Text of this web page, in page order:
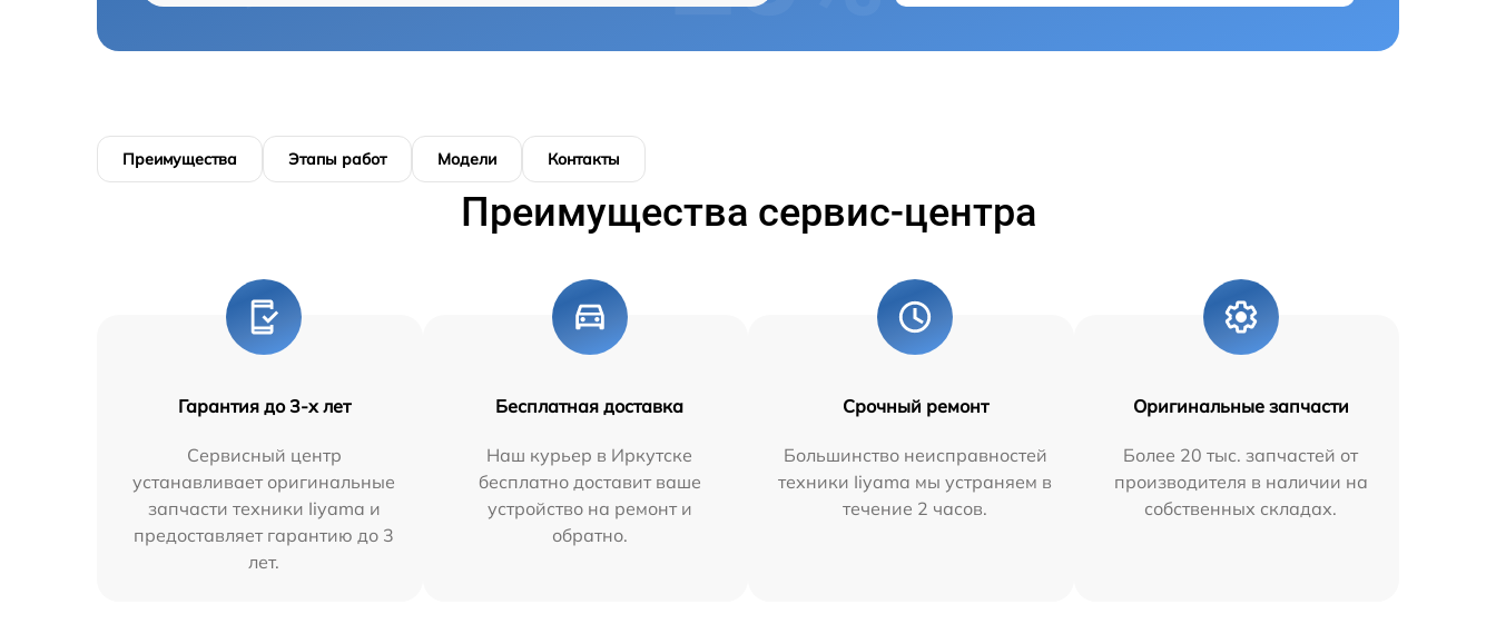
Преимущества Этапы работ Модели Контакты
Преимущества сервис-центра
Гарантия до 3-х лет
Сервисный центр
устанавливает оригинальные
запчасти техники Iiyama и
предоставляет гарантию до 3
лет.
Бесплатная доставка
Наш курьер в Иркутске
бесплатно доставит ваше
устройство на ремонт и
обратно.
Срочный ремонт
Большинство неисправностей
техники Iiyama мы устраняем в
течение 2 часов.
Оригинальные запчасти
Более 20 тыс. запчастей от
производителя в наличии на
собственных складах.